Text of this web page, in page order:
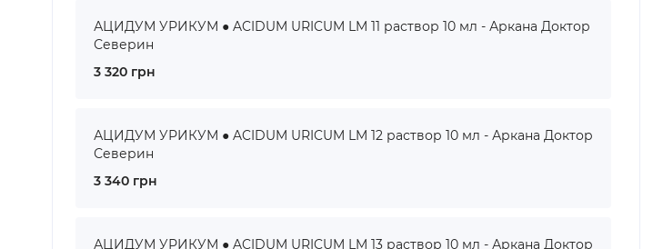
АЦИДУМ УРИКУМ ● ACIDUM URICUM LM 11 раствор 10 мл - Аркана Доктор
Северин
3 320 грн
АЦИДУМ УРИКУМ ● ACIDUM URICUM LM 12 раствор 10 мл - Аркана Доктор
Северин
3 340 грн
АЦИДУМ УРИКУМ ● ACIDUM URICUM LM 13 раствор 10 мл - Аркана Доктор